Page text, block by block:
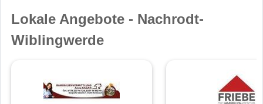
Lokale Angebote - Nachrodt-
Wiblingwerde